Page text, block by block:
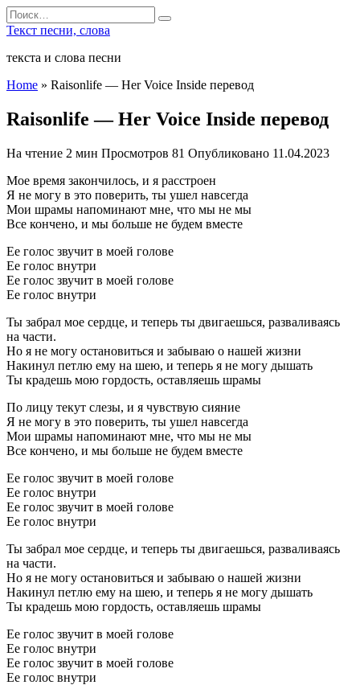
Перейти
к
Search
for:
Текст песни, слова
текста и слова песни
Home » Raisonlife — Her Voice Inside перевод
Raisonlife — Her Voice Inside перевод
На чтение 2 мин Просмотров 81 Опубликовано 11.04.2023
Мое время закончилось, и я расстроен
Я не могу в это поверить, ты ушел навсегда
Мои шрамы напоминают мне, что мы не мы
Все кончено, и мы больше не будем вместе
Ее голос звучит в моей голове
Ее голос внутри
Ее голос звучит в моей голове
Ее голос внутри
Ты забрал мое сердце, и теперь ты двигаешься, разваливаясь
на части.
Но я не могу остановиться и забываю о нашей жизни
Накинул петлю ему на шею, и теперь я не могу дышать
Ты крадешь мою гордость, оставляешь шрамы
По лицу текут слезы, и я чувствую сияние
Я не могу в это поверить, ты ушел навсегда
Мои шрамы напоминают мне, что мы не мы
Все кончено, и мы больше не будем вместе
Ее голос звучит в моей голове
Ее голос внутри
Ее голос звучит в моей голове
Ее голос внутри
Ты забрал мое сердце, и теперь ты двигаешься, разваливаясь
на части.
Но я не могу остановиться и забываю о нашей жизни
Накинул петлю ему на шею, и теперь я не могу дышать
Ты крадешь мою гордость, оставляешь шрамы
Ее голос звучит в моей голове
Ее голос внутри
Ее голос звучит в моей голове
Ее голос внутри